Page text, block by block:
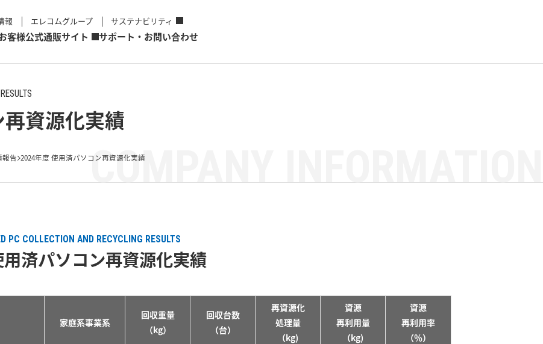
報 エレコムグループ サステナビリティ
客様公式通販サイト サポート・お問い合わせ
COMPANY INFORMATION
資源化実績
報告 2024年度 使用済パソコン再資源化実績
PC COLLECTION AND RECYCLING RESULTS
済パソコン再資源化実績
家庭系事業系
回収重量
（kg）
回収台数
（台）
再資源化
処理量
（kg)
資源
再利用量
（kg)
資源
再利用率
（％）